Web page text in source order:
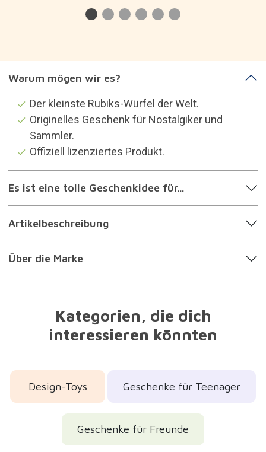
Warum mögen wir es?
Der kleinste Rubiks-Würfel der Welt.
Originelles Geschenk für Nostalgiker und
Sammler.
Offiziell lizenziertes Produkt.
Es ist eine tolle Geschenkidee für...
Artikelbeschreibung
Über die Marke
Kategorien, die dich
interessieren könnten
Design-Toys Geschenke für Teenager
Geschenke für Freunde